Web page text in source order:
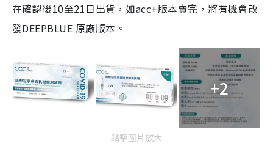
在確認後10至21日出貨，如acc+版本賣完，將有機會改
發DEEPBLUE 原廠版本。
+2
點擊圖片放大